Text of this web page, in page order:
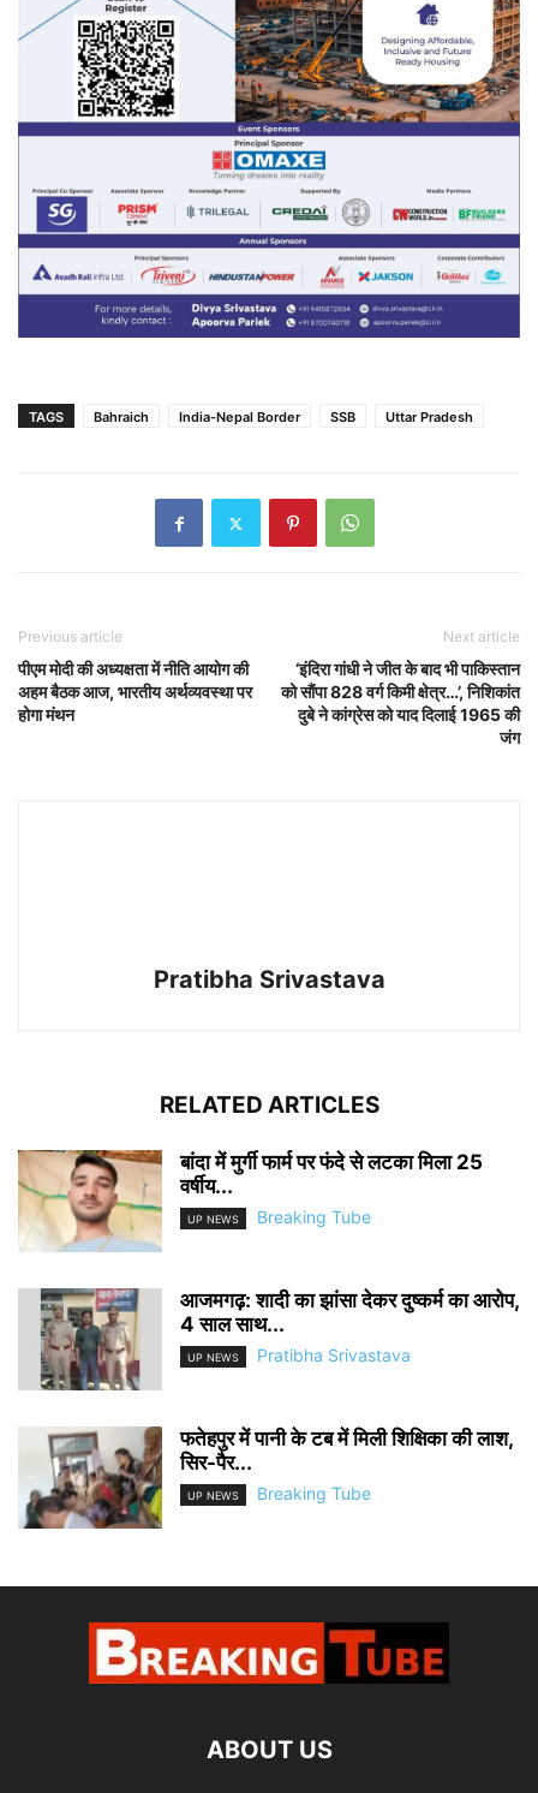
TAGS Bahraich India-Nepal Border SSB Uttar Pradesh
Previous article
पीएम मोदी की अध्यक्षता में नीति आयोग की
अहम बैठक आज, भारतीय अर्थव्यवस्था पर
होगा मंथन
Next article
‘इंदिरा गांधी ने जीत के बाद भी पाकिस्तान
को सौंपा 828 वर्ग किमी क्षेत्र…’, निशिकांत
दुबे ने कांग्रेस को याद दिलाई 1965 की
जंग
Pratibha Srivastava
RELATED ARTICLES
बांदा में मुर्गी फार्म पर फंदे से लटका मिला 25
वर्षीय...
UP NEWS Breaking Tube
आजमगढ़: शादी का झांसा देकर दुष्कर्म का आरोप,
4 साल साथ...
UP NEWS Pratibha Srivastava
फतेहपुर में पानी के टब में मिली शिक्षिका की लाश,
सिर-पैर...
UP NEWS Breaking Tube
ABOUT US